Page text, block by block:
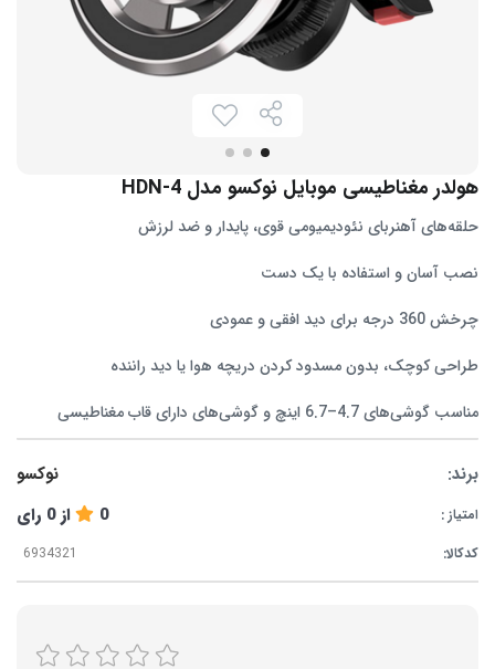
هولدر مغناطیسی موبایل نوکسو مدل HDN-4
حلقه‌های آهنربای نئودیمیومی قوی، پایدار و ضد لرزش
نصب آسان و استفاده با یک دست
چرخش 360 درجه برای دید افقی و عمودی
طراحی کوچک، بدون مسدود کردن دریچه هوا یا دید راننده
مناسب گوشی‌های 4.7–6.7 اینچ و گوشی‌های دارای قاب مغناطیسی
برند: نوکسو
امتیاز : 0 از0 رای
کدکالا: